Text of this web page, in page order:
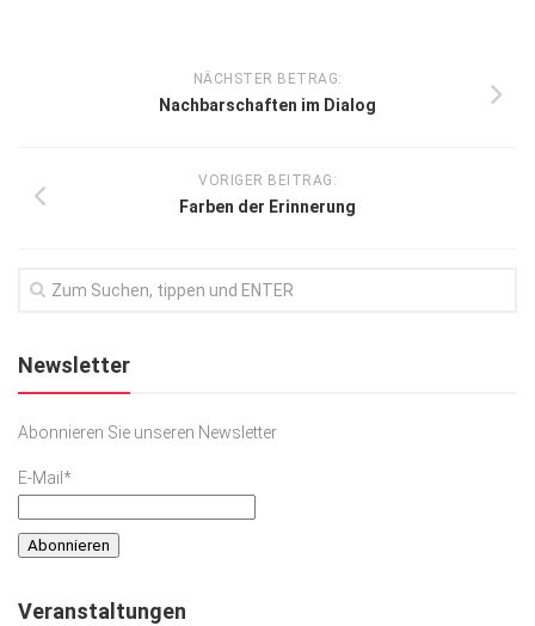
NÄCHSTER BETRAG:
Nachbarschaften im Dialog
VORIGER BEITRAG:
Farben der Erinnerung
Newsletter
Abonnieren Sie unseren Newsletter
E-Mail*
Veranstaltungen